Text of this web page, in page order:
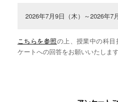
2026年7月9日（木）～2026年7
こちらを参照の上、授業中の科
ケートへの回答をお願いいたします